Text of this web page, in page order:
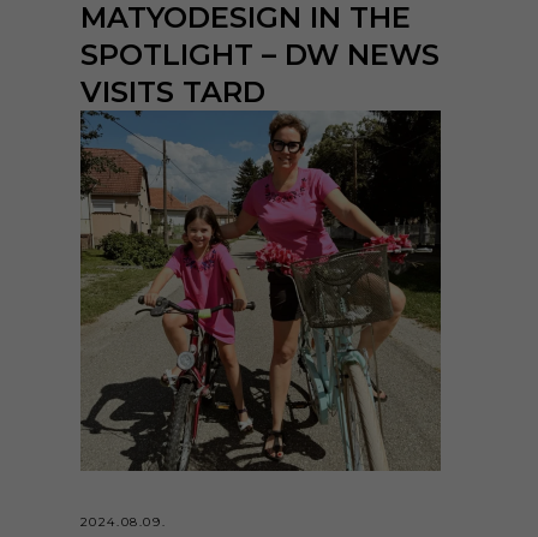
MATYODESIGN IN THE
SPOTLIGHT – DW NEWS
VISITS TARD
2024.08.09.